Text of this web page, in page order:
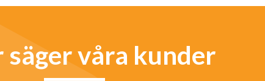
säger våra kunder